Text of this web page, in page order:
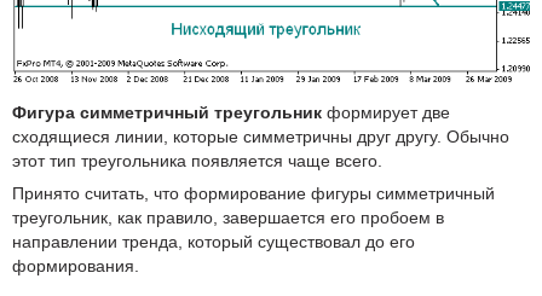
Фигура симметричный треугольник формирует две
сходящиеся линии, которые симметричны друг другу. Обычно
этот тип треугольника появляется чаще всего.
Принято считать, что формирование фигуры симметричный
треугольник, как правило, завершается его пробоем в
направлении тренда, который существовал до его
формирования.